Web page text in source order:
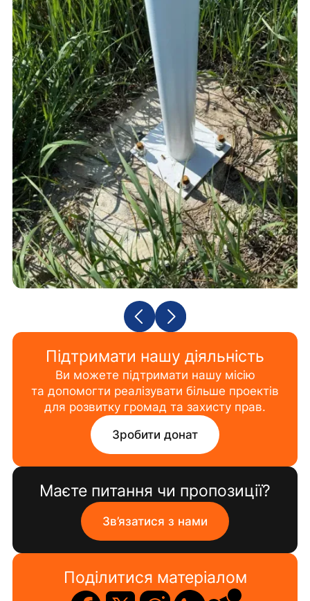
Підтримати нашу діяльність
Ви можете підтримати нашу місію
та допомогти реалізувати більше проектів
для розвитку громад та захисту прав.
Зробити донат
Маєте питання чи пропозиції?
Зв’язатися з нами
Поділитися матеріалом